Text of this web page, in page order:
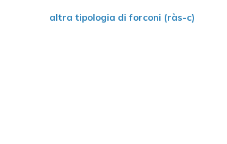
altra tipologia di forconi (ràs-c)